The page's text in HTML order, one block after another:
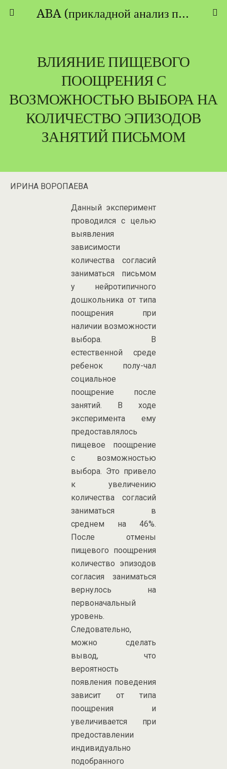
ABA (прикладной анализ поведения) - ТЕОРИЯ И ПРАКТИКА
ВЛИЯНИЕ ПИЩЕВОГО
ПООЩРЕНИЯ С
ВОЗМОЖНОСТЬЮ ВЫБОРА НА
КОЛИЧЕСТВО ЭПИЗОДОВ
ЗАНЯТИЙ ПИСЬМОМ
ИРИНА ВОРОПАЕВА
Данный эксперимент
проводился с целью
выявления
зависимости
количества согласий
заниматься письмом
у нейротипичного
дошкольника от типа
поощрения при
наличии возможности
выбора. В
естественной среде
ребенок полу-чал
социальное
поощрение после
занятий. В ходе
эксперимента ему
предоставлялось
пищевое поощрение
с возможностью
выбора. Это привело
к увеличению
количества согласий
заниматься в
среднем на 46%.
После отмены
пищевого поощрения
количество эпизодов
согласия заниматься
вернулось на
первоначальный
уровень.
Следовательно,
можно сделать
вывод, что
вероятность
появления поведения
зависит от типа
поощрения и
увеличивается при
предоставлении
индивидуально
подобранного